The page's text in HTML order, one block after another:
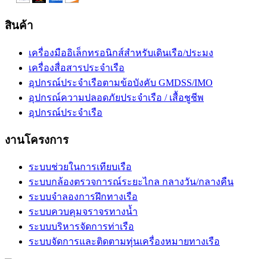
สินค้า
เครื่องมืออิเล็กทรอนิกส์สำหรับเดินเรือ/ประมง
เครื่องสื่อสารประจำเรือ
อุปกรณ์ประจำเรือตามข้อบังคับ GMDSS/IMO
อุปกรณ์ความปลอดภัยประจำเรือ / เสื้อชูชีพ
อุปกรณ์ประจำเรือ
งานโครงการ
ระบบช่วยในการเทียบเรือ
ระบบกล้องตรวจการณ์ระยะไกล กลางวัน/กลางคืน
ระบบจำลองการฝึกทางเรือ
ระบบควบคุมจราจรทางน้ำ
ระบบบริหารจัดการท่าเรือ
ระบบจัดการและติดตามทุ่นเครื่องหมายทางเรือ